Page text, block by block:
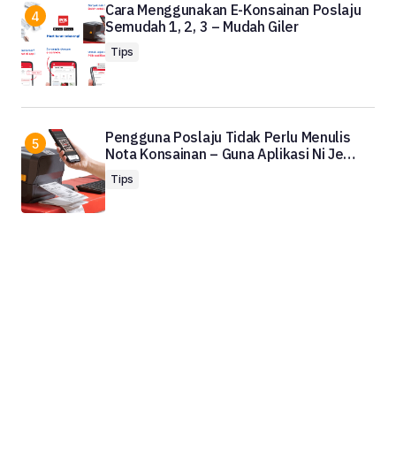
Cara Menggunakan E-Konsainan Poslaju
Semudah 1, 2, 3 – Mudah Giler
Tips
Pengguna Poslaju Tidak Perlu Menulis
Nota Konsainan – Guna Aplikasi Ni Je…
Tips